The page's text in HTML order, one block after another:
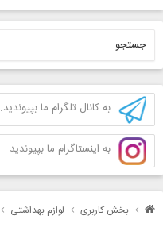
به کانال تلگرام ما بپیوندید.
به اینستاگرام ما بپیوندید.
بخش کاربری لوازم بهداشتی